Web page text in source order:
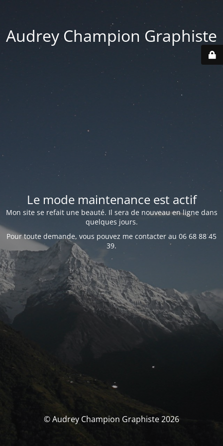
Audrey Champion Graphiste
Le mode maintenance est actif
Mon site se refait une beauté. Il sera de nouveau en ligne dans
quelques jours.
Pour toute demande, vous pouvez me contacter au 06 68 88 45
39.
© Audrey Champion Graphiste 2026